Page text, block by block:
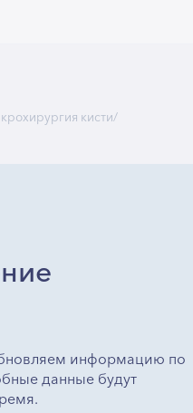
кисти/
информацию по
данные будут